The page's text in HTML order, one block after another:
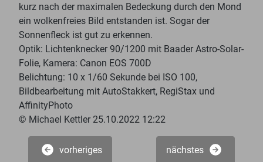
kurz nach der maximalen Bedeckung durch den Mond
ein wolkenfreies Bild entstanden ist. Sogar der
Sonnenfleck ist gut zu erkennen.
Optik: Lichtenknecker 90/1200 mit Baader Astro-Solar-
Folie, Kamera: Canon EOS 700D
Belichtung: 10 x 1/60 Sekunde bei ISO 100,
Bildbearbeitung mit AutoStakkert, RegiStax und
AffinityPhoto
© Michael Kettler 25.10.2022 12:22
vorheriges nächstes